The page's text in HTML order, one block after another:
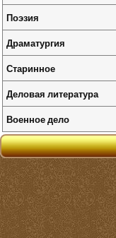
Поэзия
Драматургия
Старинное
Деловая литература
Военное дело